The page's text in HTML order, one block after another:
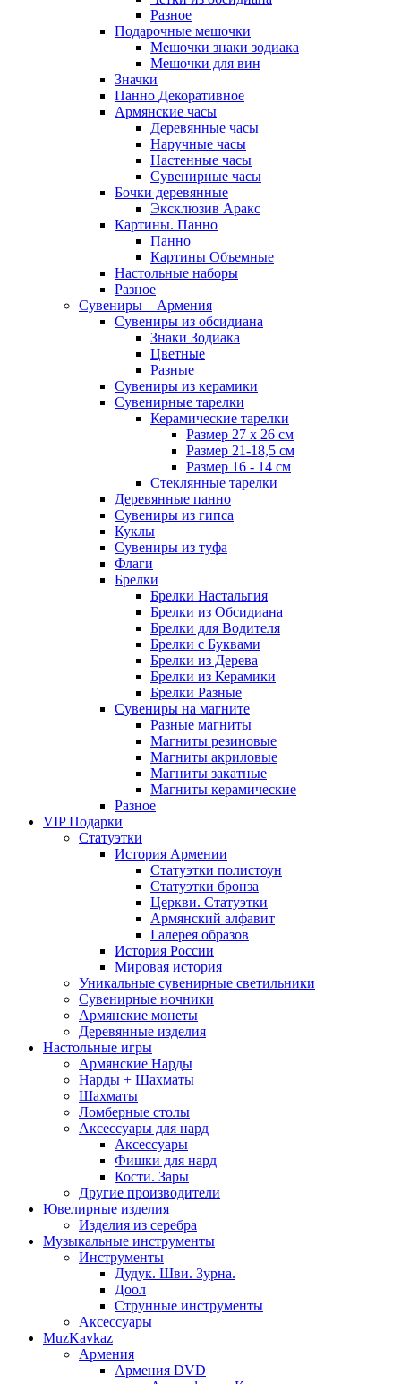
Разное
Подарочные мешочки
Мешочки знаки зодиака
Мешочки для вин
Значки
Панно Декоративное
Армянские часы
Деревянные часы
Наручные часы
Настенные часы
Сувенирные часы
Бочки деревянные
Эксклюзив Аракс
Картины. Панно
Панно
Картины Объемные
Настольные наборы
Разное
Сувениры – Армения
Сувениры из обсидиана
Знаки Зодиака
Цветные
Разные
Сувениры из керамики
Сувенирные тарелки
Керамические тарелки
Размер 27 х 26 см
Размер 21-18,5 см
Размер 16 - 14 см
Стеклянные тарелки
Деревянные панно
Сувениры из гипса
Куклы
Сувениры из туфа
Флаги
Брелки
Брелки Настальгия
Брелки из Обсидиана
Брелки для Водителя
Брелки с Буквами
Брелки из Дерева
Брелки из Керамики
Брелки Разные
Сувениры на магните
Разные магниты
Магниты резиновые
Магниты акриловые
Магниты закатные
Магниты керамические
Разное
VIP Подарки
Статуэтки
История Армении
Статуэтки полистоун
Статуэтки бронза
Церкви. Статуэтки
Армянский алфавит
Галерея образов
История России
Мировая история
Уникальные сувенирные светильники
Сувенирные ночники
Армянские монеты
Деревянные изделия
Настольные игры
Армянские Нарды
Нарды + Шахматы
Шахматы
Ломберные столы
Аксессуары для нард
Аксессуары
Фишки для нард
Кости. Зары
Другие производители
Ювелирные изделия
Изделия из серебра
Музыкальные инструменты
Инструменты
Дудук. Шви. Зурна.
Доол
Струнные инструменты
Аксессуары
MuzKavkaz
Армения
Армения DVD